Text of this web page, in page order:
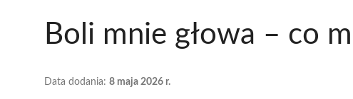
Boli mnie głowa – co
Data dodania: 8 maja 2026 r.